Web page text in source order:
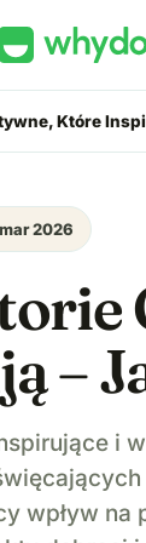
Które
2026
–
i
wpływ